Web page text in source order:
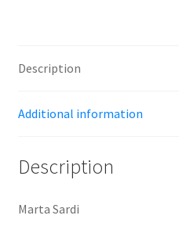
Description
Additional information
Description
Marta Sardi